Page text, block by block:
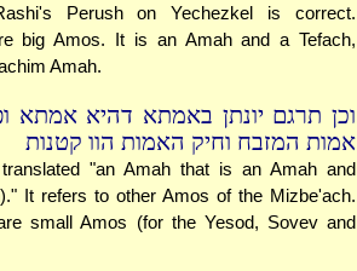
Perush on Yechezkel is correct.
big Amos. It is an Amah and a Tefach,
Amah.
וכן תרגם יונתן באמתא דהיא אמתא
אמות המזבח וחיק האמות הוו קטנות
translated "an Amah that is an Amah and
It refers to other Amos of the Mizbe'ach.
small Amos (for the Yesod, Sovev and